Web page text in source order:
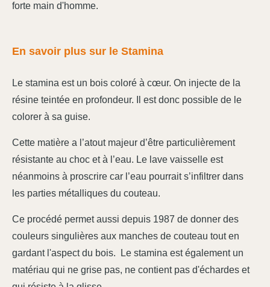
forte main d'homme.
En savoir plus sur le Stamina
Le stamina est un bois coloré à cœur. On injecte de la
résine teintée en profondeur. Il est donc possible de le
colorer à sa guise.
Cette matière a l’atout majeur d’être particulièrement
résistante au choc et à l’eau. Le lave vaisselle est
néanmoins à proscrire car l’eau pourrait s’infiltrer dans
les parties métalliques du couteau.
Ce procédé permet aussi depuis 1987 de donner des
couleurs singulières aux manches de couteau tout en
gardant l'aspect du bois. Le stamina est également un
matériau qui ne grise pas, ne contient pas d'échardes et